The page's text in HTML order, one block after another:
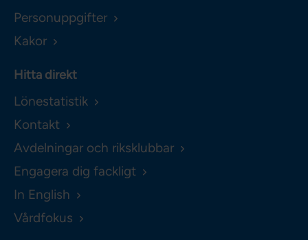
Personuppgifter
Kakor
Hitta direkt
Lönestatistik
Kontakt
Avdelningar och riksklubbar
Engagera dig fackligt
In English
Vårdfokus